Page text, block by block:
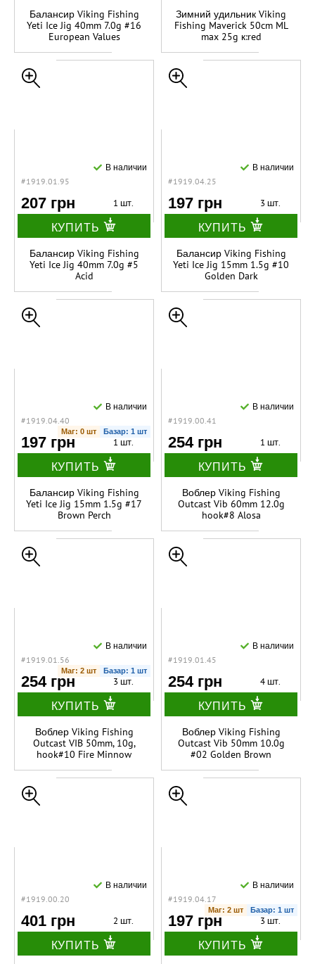
Балансир Viking Fishing
Yeti Ice Jig 40mm 7.0g #16
European Values
Зимний удильник Viking
Fishing Maverick 50cm ML
max 25g к:red
#1919.01.95
В наличии
207 грн 1 шт.
КУПИТЬ
Балансир Viking Fishing
Yeti Ice Jig 40mm 7.0g #5
Acid
#1919.04.25
В наличии
197 грн 3 шт.
КУПИТЬ
Балансир Viking Fishing
Yeti Ice Jig 15mm 1.5g #10
Golden Dark
#1919.04.40
В наличии
Маг: 0 шт Базар: 1 шт
197 грн 1 шт.
КУПИТЬ
Балансир Viking Fishing
Yeti Ice Jig 15mm 1.5g #17
Brown Perch
#1919.00.41
В наличии
254 грн 1 шт.
КУПИТЬ
Воблер Viking Fishing
Outcast Vib 60mm 12.0g
hook#8 Alosa
#1919.01.56
В наличии
Маг: 2 шт Базар: 1 шт
254 грн 3 шт.
КУПИТЬ
Воблер Viking Fishing
Outcast VIB 50mm, 10g,
hook#10 Fire Minnow
#1919.01.45
В наличии
254 грн 4 шт.
КУПИТЬ
Воблер Viking Fishing
Outcast Vib 50mm 10.0g
#02 Golden Brown
#1919.00.20
В наличии
401 грн 2 шт.
КУПИТЬ
#1919.04.17
В наличии
Маг: 2 шт Базар: 1 шт
197 грн 3 шт.
КУПИТЬ